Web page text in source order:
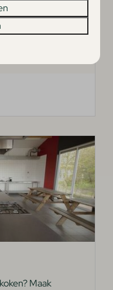
prachtig uitzicht
Direct achter de
gebak en
Maak